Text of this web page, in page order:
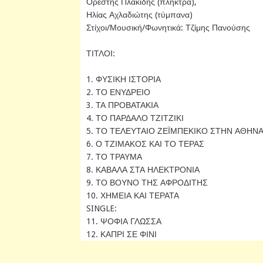
Ηλίας Αχλαδιώτης (τύμπανα)
Στίχοι/Μουσική/Φωνητικά: Τζίμης Πανούσης
ΤΙΤΛΟΙ:
1. ΦΥΣΙΚΗ ΙΣΤΟΡΙΑ
2. ΤΟ ΕΝΥΔΡΕΙΟ
3. ΤΑ ΠΡΟΒΑΤΑΚΙΑ
4. ΤΟ ΠΑΡΔΑΛΟ ΤΖΙΤΖΙΚΙ
5. ΤΟ ΤΕΛΕΥΤΑΙΟ ΖΕΪΜΠΕΚΙΚΟ ΣΤΗΝ ΑΘΗΝΑ
6. Ο ΤΖΙΜΑΚΟΣ ΚΑΙ ΤΟ ΤΕΡΑΣ
7. ΤΟ ΤΡΑΥΜΑ
8. ΚΑΒΑΛΑ ΣΤΑ ΗΛΕΚΤΡΟΝΙΑ
9. ΤΟ ΒΟΥΝΟ ΤΗΣ ΑΦΡΟΔΙΤΗΣ
10. ΧΗΜΕΙΑ ΚΑΙ ΤΕΡΑΤΑ
SINGLE:
11. ΨΟΦΙΑ ΓΛΩΣΣΑ
12. ΚΑΠΡΙ ΣΕ ΦΙΝΙ